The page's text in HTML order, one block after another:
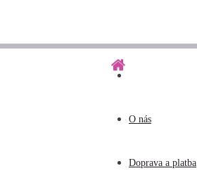
O nás
Doprava a platba